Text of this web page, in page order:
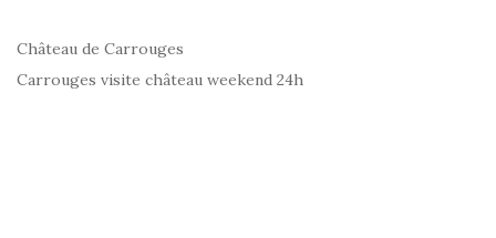
Château de Carrouges
Carrouges visite château weekend 24h